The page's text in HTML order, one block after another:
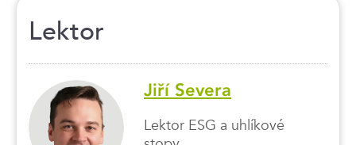
Lektor
Jiří Severa
Lektor ESG a uhlíkové